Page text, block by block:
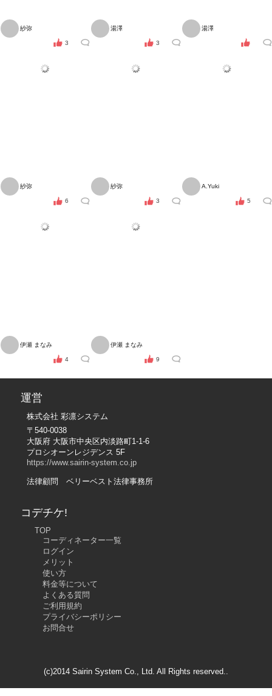
紗弥
3
湯澤
3
湯澤
紗弥
6
紗弥
3
A.Yuki
5
伊瀬 まなみ
4
伊瀬 まなみ
9
運営
株式会社 彩凛システム
〒540-0038
大阪府 大阪市中央区内淡路町1-1-6
プロシオーンレジデンス 5F
https://www.sairin-system.co.jp
法律顧問 ベリーベスト法律事務所
コデチケ!
TOP
コーディネーター一覧
ログイン
メリット
使い方
料金等について
よくある質問
ご利用規約
プライバシーポリシー
お問合せ
(c)2014 Sairin System Co., Ltd. All Rights reserved..